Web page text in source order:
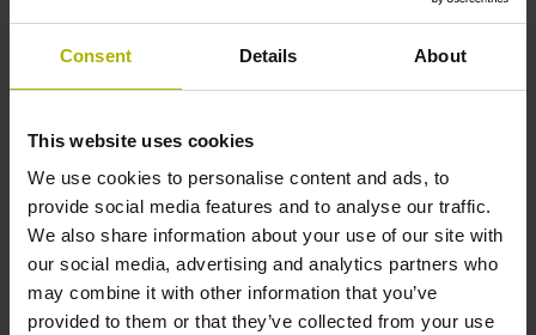
Consent Details About
This website uses cookies
We use cookies to personalise content and ads, to
provide social media features and to analyse our traffic.
We also share information about your use of our site with
our social media, advertising and analytics partners who
may combine it with other information that you’ve
provided to them or that they’ve collected from your use
Welle
Durchmesser 10 mm, Tiefe 24 mm
Wellentyp
68T